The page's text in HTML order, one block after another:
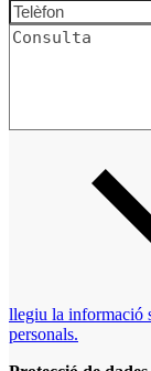
llegiu la informació
personals.